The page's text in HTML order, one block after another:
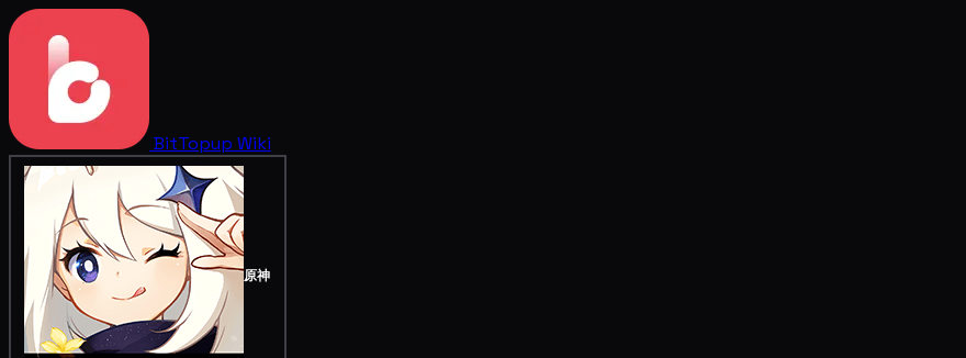
BitTopup Wiki
原神